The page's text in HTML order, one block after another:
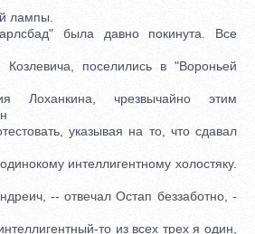
лампы.
была давно покинута. Все
поселились в "Вороньей
чрезвычайно этим
указывая на то, что сдавал
интеллигентному холостяку.
-- отвечал Остап беззаботно, -
то из всех трех я один,